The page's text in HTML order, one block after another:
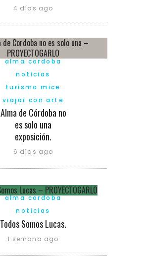
4 días ago
alma cordoba
noticias
turismo mice
viajar con arte
Alma de Córdoba no
es solo una
exposición.
6 días ago
alma cordoba
noticias
Todos Somos Lucas.
1 semana ago